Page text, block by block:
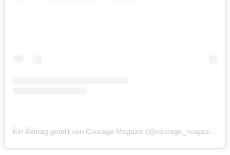
Ein Beitrag geteilt von Courage Magazin (@courage_magazin)